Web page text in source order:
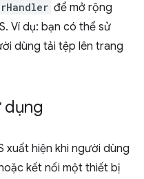
để mở rộng
Ví dụ: bạn có thể sử
dùng tải tệp lên trang
dụng
xuất hiện khi người dùng
kết nối một thiết bị